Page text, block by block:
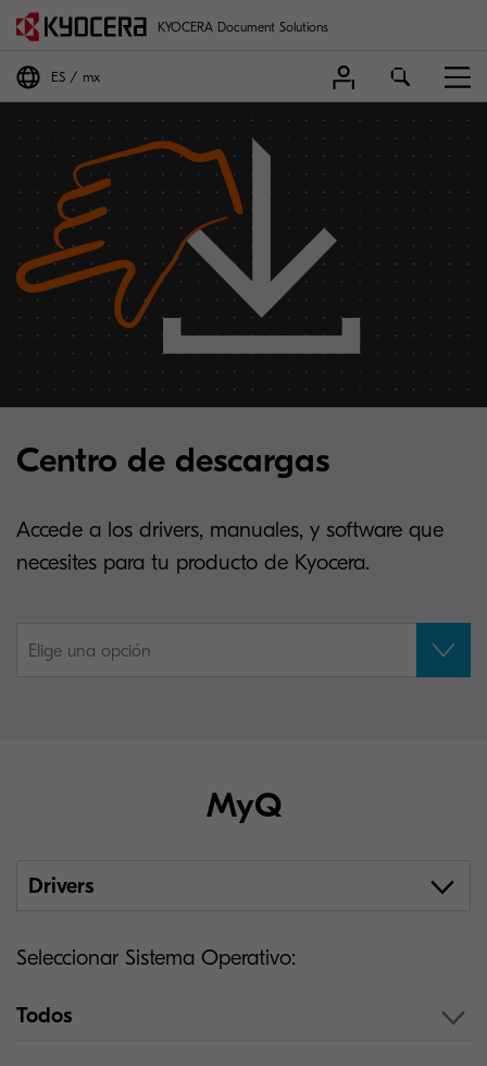
KYOCERA Document Solutions
ES mx
Centro de descargas
Accede a los drivers, manuales, y software que
necesites para tu producto de Kyocera.
Elige una opción
MyQ
Drivers
Seleccionar Sistema Operativo:
Todos